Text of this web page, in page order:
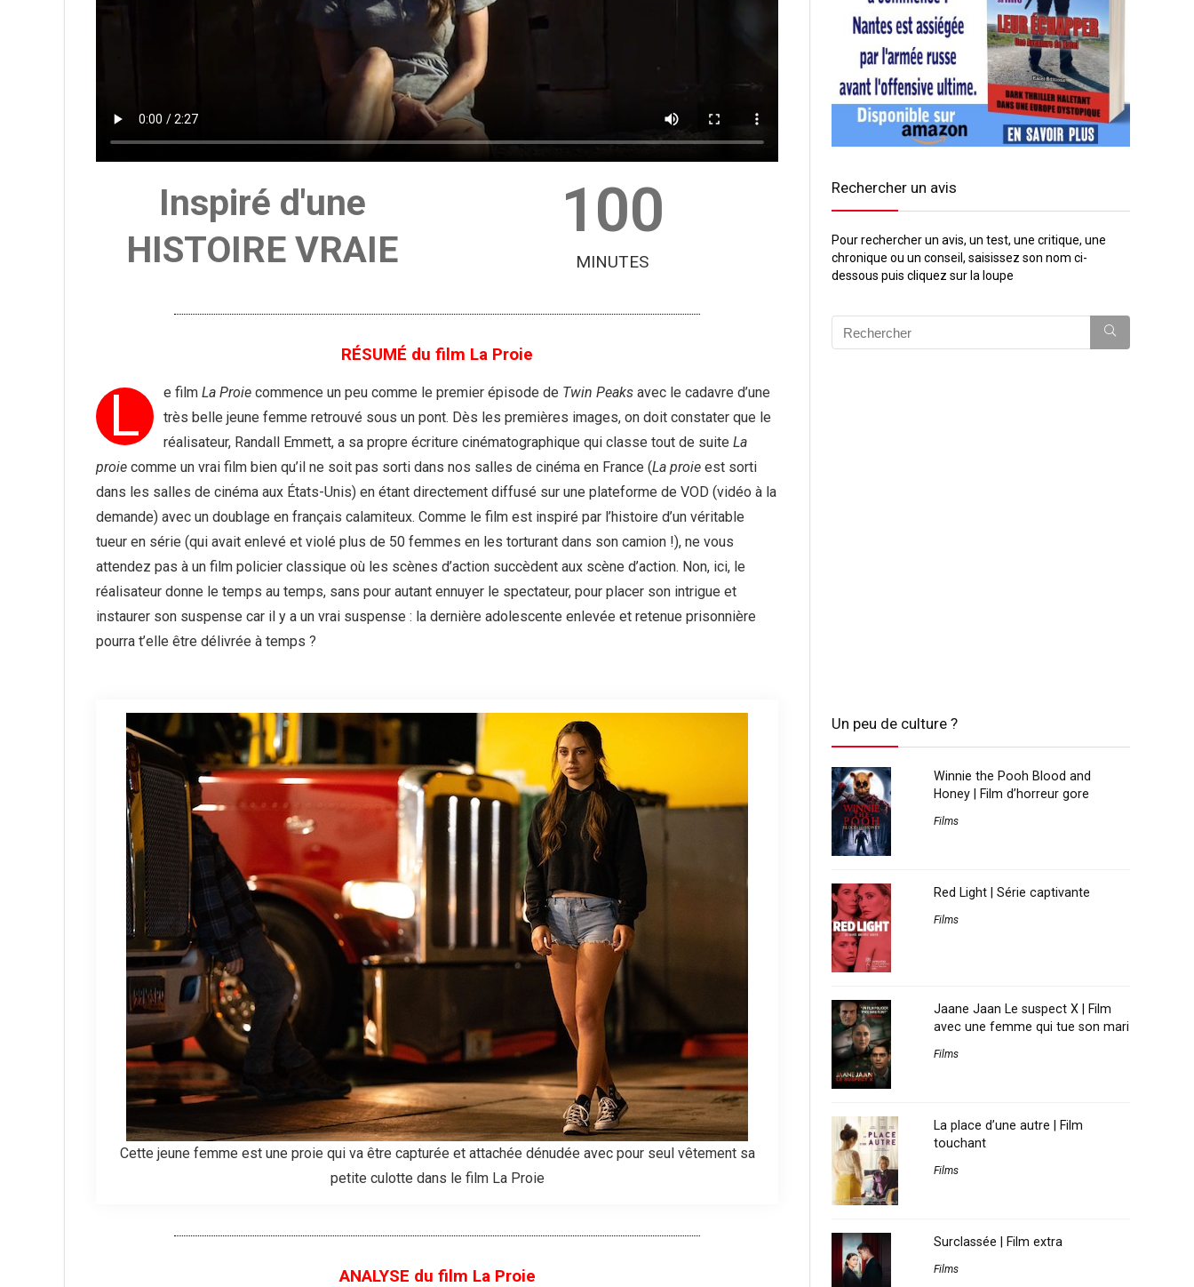
Inspiré d'une
HISTOIRE VRAIE
100
MINUTES
RÉSUMÉ du film La Proie
L e film La Proie commence un peu comme le premier épisode de Twin Peaks avec le cadavre d’une
très belle jeune femme retrouvé sous un pont. Dès les premières images, on doit constater que le
réalisateur, Randall Emmett, a sa propre écriture cinématographique qui classe tout de suite La
proie comme un vrai film bien qu’il ne soit pas sorti dans nos salles de cinéma en France (La proie est sorti
dans les salles de cinéma aux États-Unis) en étant directement diffusé sur une plateforme de VOD (vidéo à la
demande) avec un doublage en français calamiteux. Comme le film est inspiré par l’histoire d’un véritable
tueur en série (qui avait enlevé et violé plus de 50 femmes en les torturant dans son camion !), ne vous
attendez pas à un film policier classique où les scènes d’action succèdent aux scène d’action. Non, ici, le
réalisateur donne le temps au temps, sans pour autant ennuyer le spectateur, pour placer son intrigue et
instaurer son suspense car il y a un vrai suspense : la dernière adolescente enlevée et retenue prisonnière
pourra t’elle être délivrée à temps ?
Cette jeune femme est une proie qui va être capturée et attachée dénudée avec pour seul vêtement sa
petite culotte dans le film La Proie
ANALYSE du film La Proie
Rechercher un avis
Pour rechercher un avis, un test, une critique, une
chronique ou un conseil, saisissez son nom ci-
dessous puis cliquez sur la loupe
Un peu de culture ?
Winnie the Pooh Blood and
Honey | Film d’horreur gore
Films
Red Light | Série captivante
Films
Jaane Jaan Le suspect X | Film
avec une femme qui tue son mari
Films
La place d’une autre | Film
touchant
Films
Surclassée | Film extra
Films